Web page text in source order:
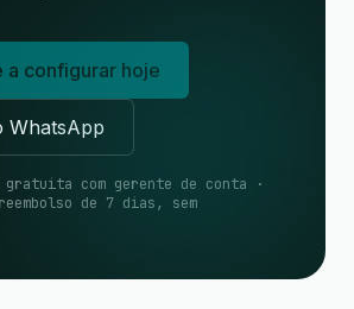
a configurar hoje
WhatsApp
gratuita com gerente de conta ·
de 7 dias, sem